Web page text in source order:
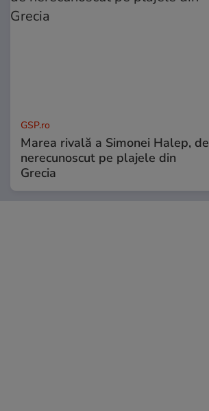
GSP.ro
Marea rivală a Simonei Halep, de
nerecunoscut pe plajele din
Grecia